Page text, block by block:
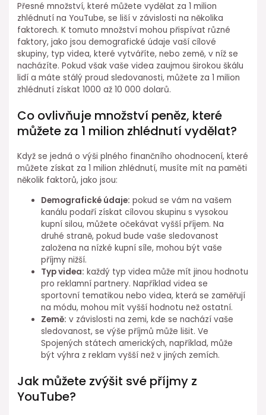
Přesné množství, které můžete vydělat za 1 milion
zhlédnutí na YouTube, se liší v závislosti na několika
faktorech. K tomuto množství mohou přispívat různé
faktory, jako jsou demografické údaje vaší cílové
skupiny, typ videa, které vytváříte, nebo země, v níž se
nacházíte. Pokud však vaše videa zaujmou širokou škálu
lidí a máte stálý proud sledovanosti, můžete za 1 milion
zhlédnutí získat 1000 až 10 000 dolarů.
Co ovlivňuje množství peněz, které
můžete za 1 milion zhlédnutí vydělat?
Když se jedná o výši plného finančního ohodnocení, které
můžete získat za 1 milion zhlédnutí, musíte mít na paměti
několik faktorů, jako jsou:
Demografické údaje: pokud se vám na vašem
kanálu podaří získat cílovou skupinu s vysokou
kupní silou, můžete očekávat vyšší příjem. Na
druhé straně, pokud bude vaše sledovanost
založena na nízké kupní síle, mohou být vaše
příjmy nižší.
Typ videa: každý typ videa může mít jinou hodnotu
pro reklamní partnery. Například videa se
sportovní tematikou nebo videa, která se zaměřují
na módu, mohou mít vyšší hodnotu než ostatní.
Země: v závislosti na zemi, kde se nachází vaše
sledovanost, se výše příjmů může lišit. Ve
Spojených státech amerických, například, může
být výhra z reklam vyšší než v jiných zemích.
Jak můžete zvýšit své příjmy z
YouTube?